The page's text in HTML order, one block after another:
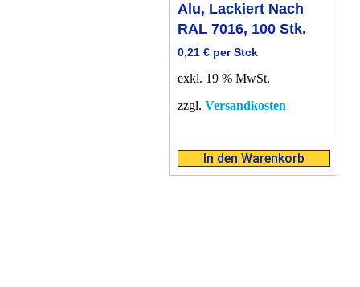
Alu, Lackiert Nach
RAL 7016, 100 Stk.
0,21 € per Stck
exkl. 19 % MwSt.
zzgl. Versandkosten
In den Warenkorb